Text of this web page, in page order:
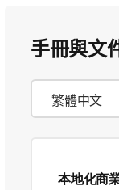
手冊與文
本地化商